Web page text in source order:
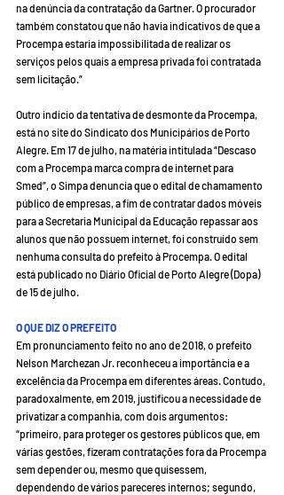
na denúncia da contratação da Gartner. O procurador
também constatou que não havia indicativos de que a
Procempa estaria impossibilitada de realizar os
serviços pelos quais a empresa privada foi contratada
sem licitação.”
Outro indício da tentativa de desmonte da Procempa,
está no site do Sindicato dos Municipários de Porto
Alegre. Em 17 de julho, na matéria intitulada “Descaso
com a Procempa marca compra de internet para
Smed”, o Simpa denuncia que o edital de chamamento
público de empresas, a fim de contratar dados móveis
para a Secretaria Municipal da Educação repassar aos
alunos que não possuem internet, foi construído sem
nenhuma consulta do prefeito à Procempa. O edital
está publicado no Diário Oficial de Porto Alegre (Dopa)
de 15 de julho.
O QUE DIZ O PREFEITO
Em pronunciamento feito no ano de 2018, o prefeito
Nelson Marchezan Jr. reconheceu a importância e a
excelência da Procempa em diferentes áreas. Contudo,
paradoxalmente, em 2019, justificou a necessidade de
privatizar a companhia, com dois argumentos:
“primeiro, para proteger os gestores públicos que, em
várias gestões, fizeram contratações fora da Procempa
sem depender ou, mesmo que quisessem,
dependendo de vários pareceres internos; segundo,